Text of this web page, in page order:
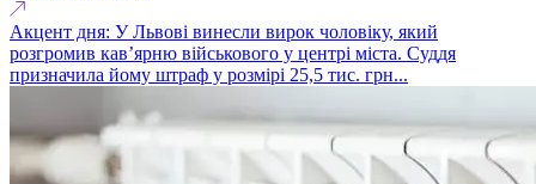
Акцент дня: У Львові винесли вирок чоловіку, який
розгромив кав’ярню військового у центрі міста. Суддя
призначила йому штраф у розмірі 25,5 тис. грн...